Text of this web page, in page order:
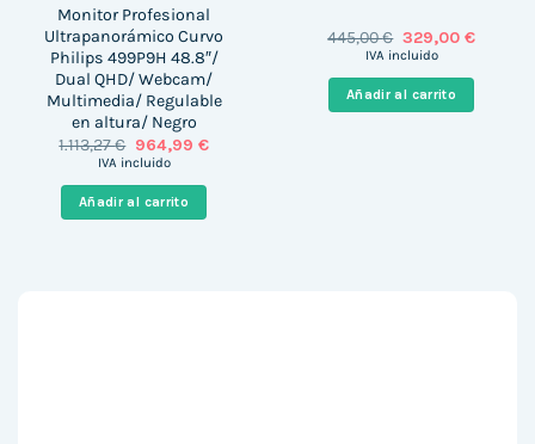
Monitor Profesional
Ultrapanorámico Curvo
Philips 499P9H 48.8″/
Dual QHD/ Webcam/
Multimedia/ Regulable
en altura/ Negro
1.113,27€ El
precio
era:
1.113,27 €.
964,99 €El
IVA incluido
Añadir al carrito
445,00€ El
precio
era:
445,00 €.
329,00 €El
es:
IVA incluido
Añadir al carrito